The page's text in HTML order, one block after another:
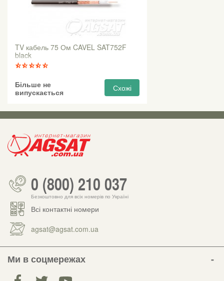
TV кабель 75 Ом CAVEL SAT752F
black
Більше не
випускається
Схожі
0 (800) 210 037
Безкоштовно для всіх номерів по Україні
Всі контактні номери
agsat@agsat.com.ua
Ми в соцмережах